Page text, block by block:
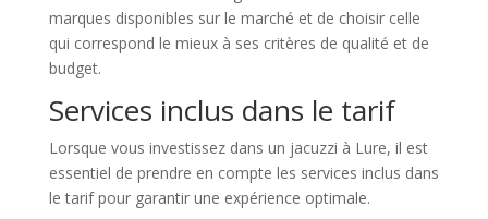
marques disponibles sur le marché et de choisir celle
qui correspond le mieux à ses critères de qualité et de
budget.
Services inclus dans le tarif
Lorsque vous investissez dans un jacuzzi à Lure, il est
essentiel de prendre en compte les services inclus dans
le tarif pour garantir une expérience optimale.